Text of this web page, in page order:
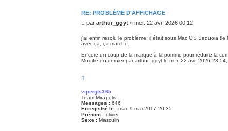
RE: PROBLÈME D'AFFICHAGE
M
s
s
g
par arthur_ggyt » mer. 22 avr. 2026 00:12
j'ai enfin résolu le problème, il était sous Mac OS Sequoia
avec ça, ça marche.
Encore un coup de la marque à la pomme pour réduire la
Modifié en dernier pararthur_ggyt le mer. 22 avr. 2026 23:54,
t
vipergts365
Team Mirapolis
Messages : 646
Enregistré le : mar. 9 mai 2017 20:35
Prénom : olivier
Sexe : Masculin